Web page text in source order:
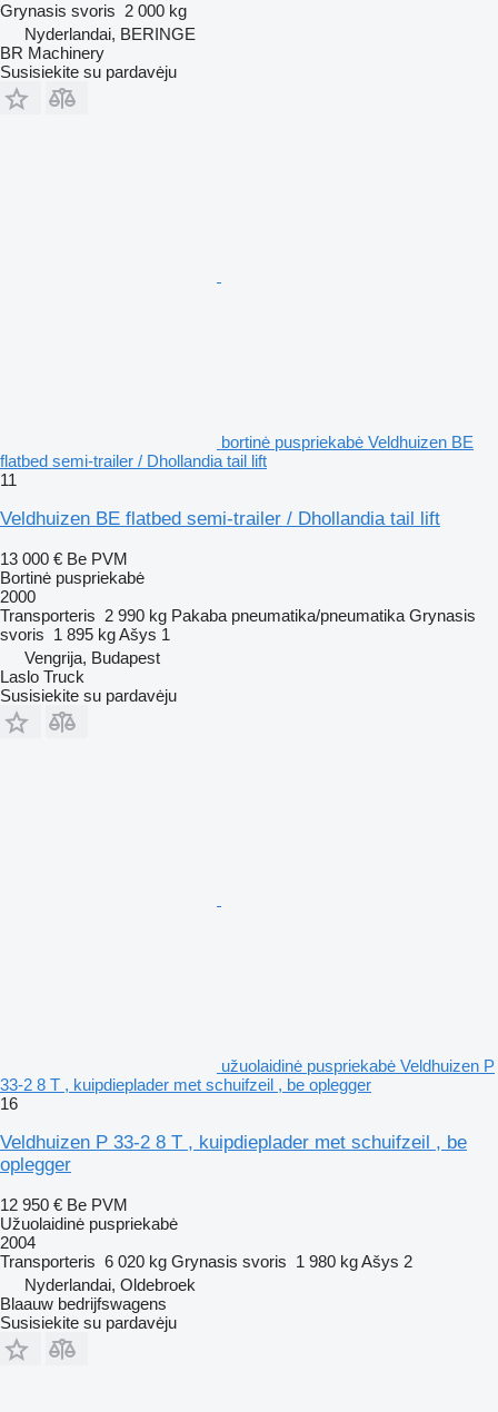
Grynasis svoris 2 000 kg
Nyderlandai, BERINGE
BR Machinery
Susisiekite su pardavėju
bortinė puspriekabė Veldhuizen BE
flatbed semi-trailer / Dhollandia tail lift
11
Veldhuizen BE flatbed semi-trailer / Dhollandia tail lift
13 000 € Be PVM
Bortinė puspriekabė
2000
Transporteris 2 990 kg Pakaba pneumatika/pneumatika Grynasis
svoris 1 895 kgAšys 1
Vengrija, Budapest
Laslo Truck
Susisiekite su pardavėju
užuolaidinė puspriekabė Veldhuizen P
33-2 8 T , kuipdieplader met schuifzeil , be oplegger
16
Veldhuizen P 33-2 8 T , kuipdieplader met schuifzeil , be
oplegger
12 950 € Be PVM
Užuolaidinė puspriekabė
2004
Transporteris 6 020 kg Grynasis svoris 1 980 kgAšys 2
Nyderlandai, Oldebroek
Blaauw bedrijfswagens
Susisiekite su pardavėju